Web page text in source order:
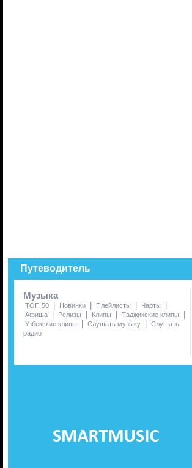
Путеводитель
Музыка
ТОП 50 | Новинки | Плейлисты | Чарты |
Афиша | Релизы | Клипы | Таджикские клипы |
Узбекские клипы | Слушать музыку | Слушать
радио